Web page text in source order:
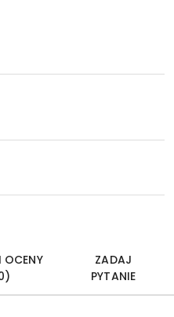
OCENY
ZADAJ
PYTANIE